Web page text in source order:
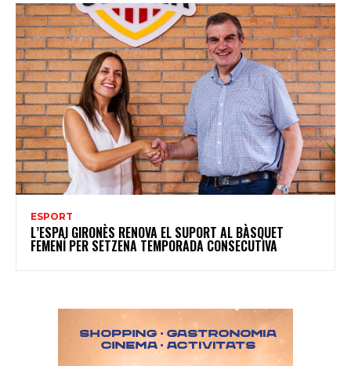
ESPORT
L’ESPAI GIRONÈS RENOVA EL SUPORT AL BÀSQUET
FEMENÍ PER SETZENA TEMPORADA CONSECUTIVA